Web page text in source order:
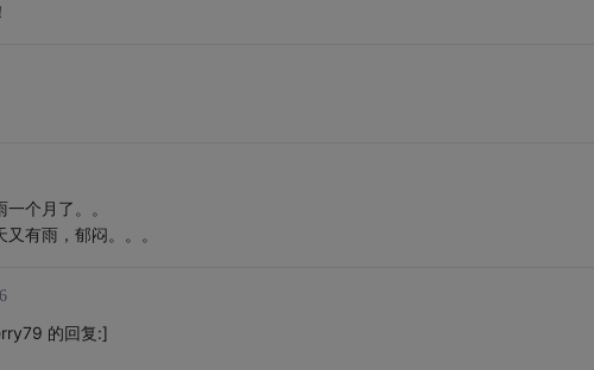
个月了。。
有雨，郁闷。。。
的回复:]